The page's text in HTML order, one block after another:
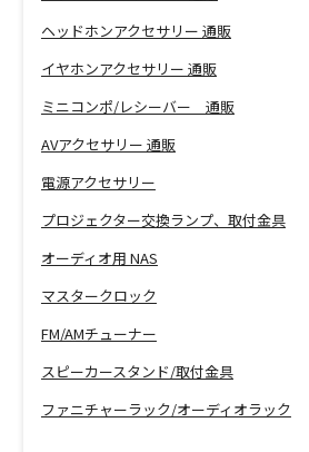
ヘッドホンアクセサリー 通販
イヤホンアクセサリー 通販
ミニコンポ/レシーバー 通販
AVアクセサリー 通販
電源アクセサリー
プロジェクター交換ランプ、取付金具
オーディオ用 NAS
マスタークロック
FM/AMチューナー
スピーカースタンド/取付金具
ファニチャーラック/オーディオラック